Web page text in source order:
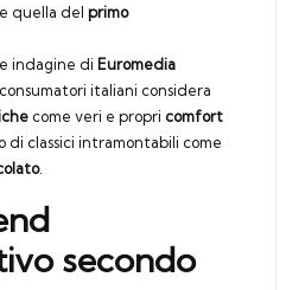
quella del primo
indagine di Euromedia
consumatori italiani considera
come veri e propri comfort
di classici intramontabili come
.
secondo